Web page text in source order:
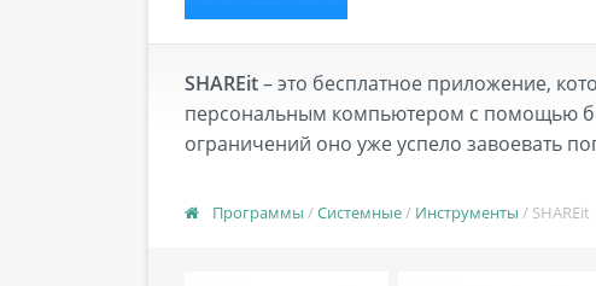
Программы /Системные/ Инструменты / SHAREit
SHAREit– это бесплатное приложение,
персональным компьютером с помощью
ограничений оно уже успело завоевать